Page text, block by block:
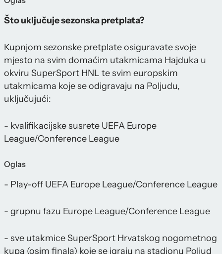
Što uključuje sezonska pretplata?
Kupnjom sezonske pretplate osiguravate svoje
mjesto na svim domaćim utakmicama Hajduka u
okviru SuperSport HNL te svim europskim
utakmicama koje se odigravaju na Poljudu,
uključujući:
- kvalifikacijske susrete UEFA Europe
League/Conference League
Oglas
- Play-off UEFA Europe League/Conference League
- grupnu fazu Europe League/Conference League
- sve utakmice SuperSport Hrvatskog nogometnog
kupa (osim finala) koje se igraju na stadionu Poljud